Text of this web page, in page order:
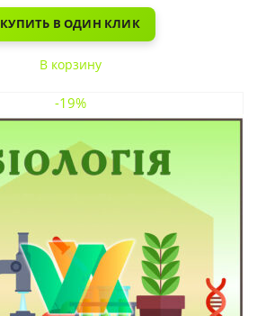
КУПИТЬ В ОДИН КЛИК
В корзину
-19%